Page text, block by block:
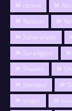
recent
Relison
Saharanpur
Sarangpur
Shaakti
Sheopur
singer